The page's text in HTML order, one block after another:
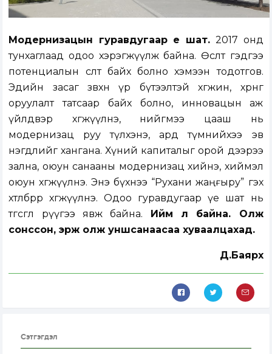
Модернизацын гуравдугаар үе шат.2017 онд
тунхаглаад одоо хэрэгжүүлж байна. Өсөлт гэдгээ
потенциалын өсөлт байх болно хэмээн тодотгов.
Эдийн засаг зөвхөн үр бүтээлтэй хөгжинө, хөрөнгө
оруулалт татсаар байх болно, инновацын аж
үйлдвэр хөгжүүлнэ, нийгмээ цааш нь
модернизац руу түлхэнэ, ард түмнийхээ эв
нэгдлийг хангана. Хүний капиталыг орой дээрээ
зална, оюун санааны модернизац хийнэ, хиймэл
оюун хөгжүүлнэ. Энэ бүхнээ “Рухани жаңғыру” гэх
хөтөлбөрөөр хөгжүүлнэ. Одоо гуравдугаар үе шат нь
төгсгөл рүүгээ явж байна.
Ийм л байна. Олж
сонссон, эрж олж уншсанаасаа хуваалцахад.
Д.Баярхүү
Сэтгэгдэл